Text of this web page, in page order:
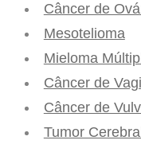
Câncer de
Mesotelioma
Mieloma
Câncer de
Câncer de
Tumor Cerebral